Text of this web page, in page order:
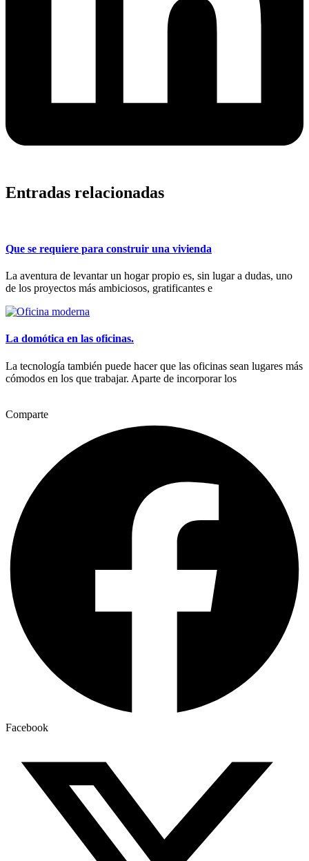
Entradas relacionadas
Que se requiere para construir una vivienda
La aventura de levantar un hogar propio es, sin lugar a dudas, uno
de los proyectos más ambiciosos, gratificantes e
La domótica en las oficinas.
La tecnología también puede hacer que las oficinas sean lugares más
cómodos en los que trabajar. Aparte de incorporar los
Comparte
Facebook